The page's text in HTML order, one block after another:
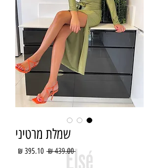
שמלת מרטיני
‏439.00 ‏₪
מחיר